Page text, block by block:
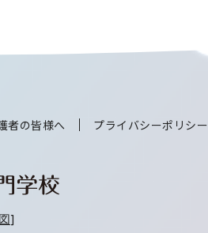
者の皆様へ プライバシーポリシー
]